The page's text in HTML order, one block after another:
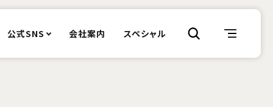
公式SNS 会社案内 スペシャル